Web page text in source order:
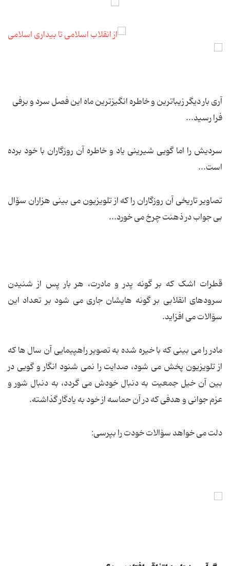
آری بار دیگر زیباترین و خاطره انگیزترین ماه این فصل سرد و برفی
فرا رسید...
سردیش را اما گویی شیرینی یاد و خاطره آن روزگاران با خود برده
است...
تصاویر تاریخی آن روزگاران را که از تلویزیون می بینی هزاران سۆال
بی جواب در ذهنت چرخ می خورد...
قطرات اشک که بر گونه پدر و مادرت، هر بار پس از شنیدن
سرودهای انقلابی بر گونه هایشان جاری می شود بر تعداد این
سۆالات می افزاید.
مادر را می بینی که با خیره شده به تصویر راهپیمایی آن سال ها که
از تلویزیون پخش می شود، صدایت را نمی شنود انگار و گویی در
بین آن خیل جمعیت به دنبال خودش می گردد، به دنبال شور و
عزم جوانی و هدفی که در آن حماسه از خود به یادگار گذاشته.
دلت می خواهد سۆالات خودت را بپرسی: